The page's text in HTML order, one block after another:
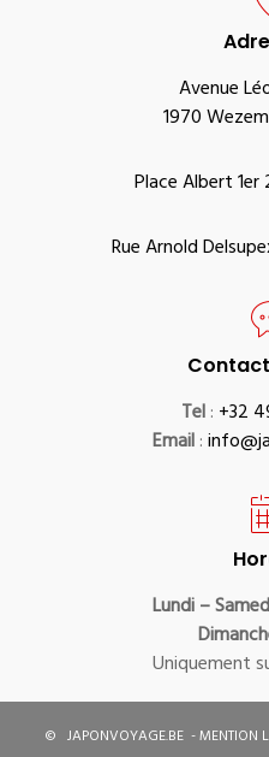
Avenue
1970
Place Albert 1er
Rue Arnold
Tel: +32
Email:
Lundi –
Uniquement
© JAPONVOYAGE.BE -MENTION